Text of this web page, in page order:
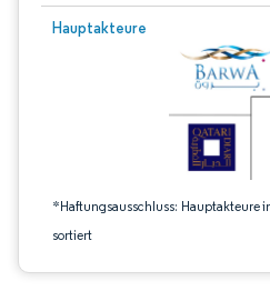
Hauptakteure
*Haftungsausschluss: Hauptakteure
sortiert
Bild © Mordor Intelligence.